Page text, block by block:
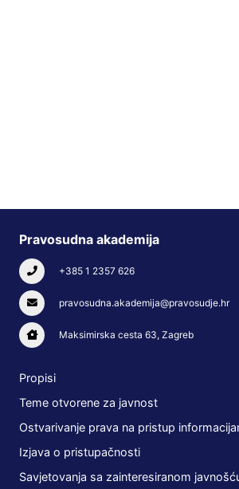
Pravosudna akademija
+385 1 2357 626
pravosudna.akademija@pravosudje.hr
Maksimirska cesta 63, Zagreb
Propisi
Teme otvorene za javnost
Ostvarivanje prava na pristup
Izjava o pristupačnosti
Savjetovanja sa zainteresiranom